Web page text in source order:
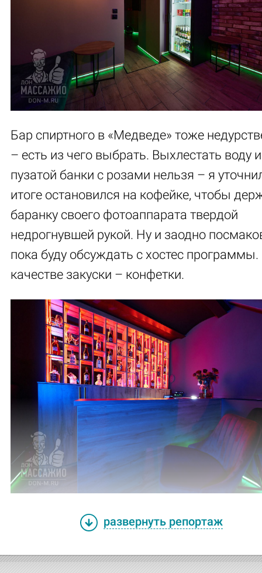
Бар спиртного в «Медведе» тоже
– есть из чего выбрать. Выхлестать воду
пузатой банки с розами нельзя – я
итоге остановился на кофейке, чтобы
баранку своего фотоаппарата твердой
недрогнувшей рукой. Ну и заодно
пока буду обсуждать с хостес программы.
качестве закуски – конфетки.
развернуть репортаж